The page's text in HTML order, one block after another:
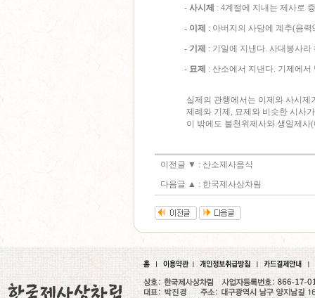
- 사시제 : 4계절에 지내는 제사로
- 이제 : 아버지의 사당에 계추(음
- 기제 : 기일에 지낸다. 사대봉사
- 묘제 : 산소에서 지낸다. 기제에
실제의 관행에서는 이제와 사시제
제례와 기제, 묘제와 비슷한 시사가
이 밖에도 불천위제사와 생일제사(
이전글 ▼ : 산소제사음식
다음글 ▲ : 한국제사상차림